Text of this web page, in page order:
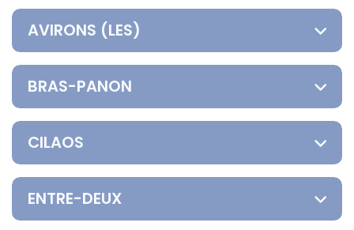
AVIRONS (LES)
BRAS-PANON
CILAOS
ENTRE-DEUX